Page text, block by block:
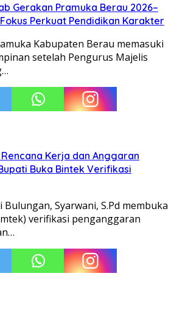
Gerakan Pramuka Berau 2026–
Perkuat Pendidikan Karakter
Kabupaten Berau memasuki
setelah Pengurus Majelis
Kerja dan Anggaran
Buka Bintek Verifikasi
Bulungan, Syarwani, S.Pd membuka
verifikasi penganggaran